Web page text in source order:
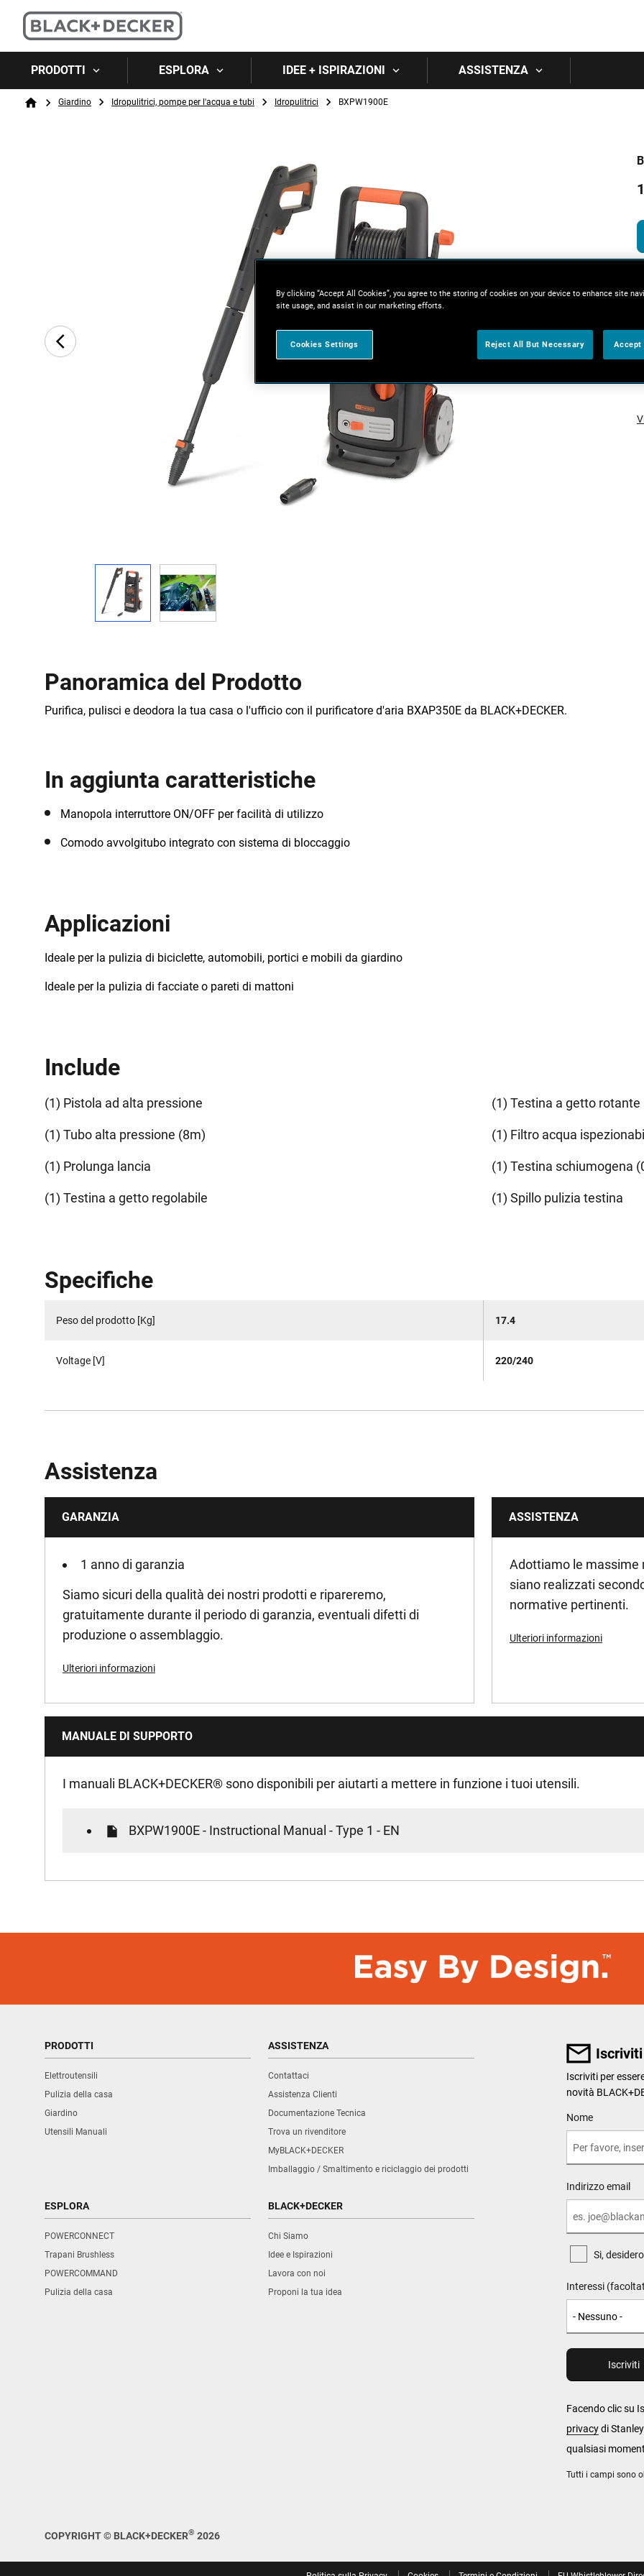
PRODOTTI ESPLORA IDEE + ISPIRAZIONI ASSISTENZA
Breadcrumb
HomeGiardino Idropulitrici, pompe per l'acqua e tubi Idropulitrici BXPW1900E
Panoramica del Prodotto
Purifica, pulisci e deodora la tua casa o l'ufficio con il purificatore d'aria BXAP350E da BLACK+DECKER.
In aggiunta caratteristiche
Manopola interruttore ON/OFF per facilità di utilizzo
Comodo avvolgitubo integrato con sistema di bloccaggio
Applicazioni
Ideale per la pulizia di biciclette, automobili, portici e mobili da giardino
Ideale per la pulizia di facciate o pareti di mattoni
Include
(1) Pistola ad alta pressione
(1) Tubo alta pressione (8m)
(1) Prolunga lancia
(1) Testina a getto regolabile
(1) Testina a getto rotante
(1) Filtro acqua
(1) Testina schiumogena
(1) Spillo pulizia testina
Specifiche
Peso del prodotto [Kg] 17.4
Voltage [V] 220/240
Assistenza
GARANZIA
1 anno di garanzia
Siamo sicuri della qualità dei nostri prodotti e ripareremo,
gratuitamente durante il periodo di garanzia, eventuali difetti di
produzione o assemblaggio.
Ulteriori informazioni
ASSISTENZA
Adottiamo le massime
siano realizzati
normative pertinenti.
Ulteriori informazioni
MANUALE DI SUPPORTO
I manuali BLACK+DECKER® sono disponibili per aiutarti a mettere in funzione i tuoi utensili.
BXPW1900E - Instructional Manual - Type 1 - EN
PRODOTTI
Elettroutensili
Pulizia della casa
Giardino
Utensili Manuali
ASSISTENZA
Contattaci
Assistenza Clienti
Documentazione Tecnica
Trova un rivenditore
MyBLACK+DECKER
Imballaggio / Smaltimento e riciclaggio dei prodotti
ESPLORA
POWERCONNECT
Trapani Brushless
POWERCOMMAND
Pulizia della casa
BLACK+DECKER
Chi Siamo
Idee e Ispirazioni
Lavora con noi
Proponi la tua idea
Tutti i campi sono
Iscriviti per
novità
User Details
Nome
Indirizzo email
Si,
Interessi
Facendo clic su
privacydi
qualsiasi
COPYRIGHT © BLACK+DECKER® 2026
By clicking “Accept All Cookies”, you agree to the storing of cookies on your device to enhance site
site usage, and assist in our marketing efforts.
Cookies Settings Reject All But Necessary Accept